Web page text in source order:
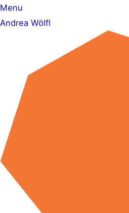
Zum
Inhalt
Menu
Andrea Wölfl